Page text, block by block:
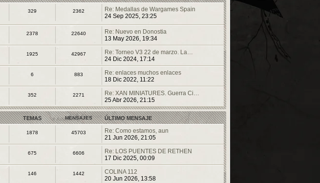
329 2362
Re: Medallas de Wargames Spain
24 Sep 2025, 23:25
2378 22640
Re: Nuevo en Donostia
13 May 2026, 19:34
1925 42967
Re: Torneo V3 22 de marzo. La…
24 Dic 2024, 17:14
6 883
Re: enlaces muchos enlaces
18 Dic 2022, 11:22
352 2271
Re: XAN MINIATURES. Guerra Ci…
25 Abr 2026, 21:15
TEMAS MENSAJES ÚLTIMO MENSAJE
1878 45703
Re: Como estamos, aun
21 Jun 2026, 21:05
675 6606
Re: LOS PUENTES DE RETHEN
17 Dic 2025, 00:09
146 1442
COLINA 112
20 Jun 2026, 13:58